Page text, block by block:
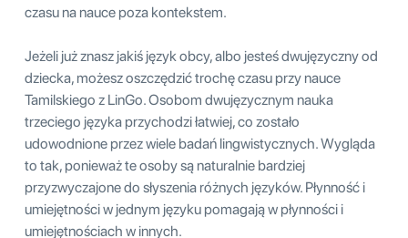
czasu na nauce poza kontekstem.
Jeżeli już znasz jakiś język obcy, albo jesteś dwujęzyczny od
dziecka, możesz oszczędzić trochę czasu przy nauce
Tamilskiego z LinGo. Osobom dwujęzycznym nauka
trzeciego języka przychodzi łatwiej, co zostało
udowodnione przez wiele badań lingwistycznych. Wygląda
to tak, ponieważ te osoby są naturalnie bardziej
przyzwyczajone do słyszenia różnych języków. Płynność i
umiejętności w jednym języku pomagają w płynności i
umiejętnościach w innych.